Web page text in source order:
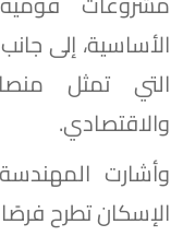
الأساسية، إلى
التي تمثل
والاقتصادي.
وأشارت
الإسكان تطرح